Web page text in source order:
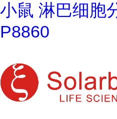
小鼠 淋巴细胞
P8860